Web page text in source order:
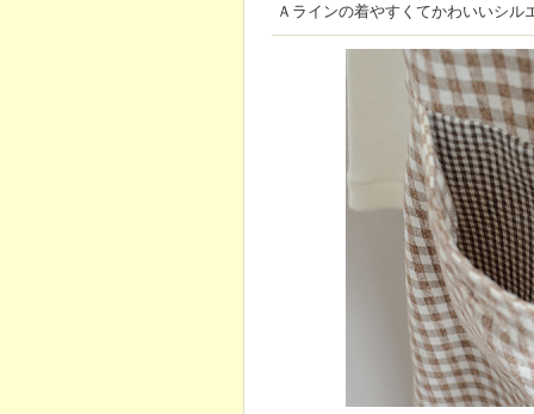
Ａラインの着やすくてかわいいシル